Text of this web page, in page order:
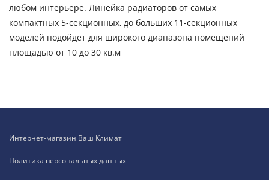
любом интерьере. Линейка радиаторов от самых
компактных 5-секционных, до больших 11-секционных
моделей подойдет для широкого диапазона помещений
площадью от 10 до 30 кв.м
Интернет-магазин Ваш Климат
Политика персональных данных